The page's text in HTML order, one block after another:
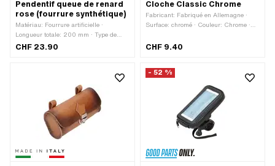
Pendentif queue de renard
rose (fourrure synthétique)
Matériau: Fourrure artificielle ·
Longueur totale: 200 mm · Type de
fermeture: Mousquetons
CHF 23.90
Cloche Classic Chrome
Fabricant: Fabriqué en Allemagne ·
Surface: chromé · Couleur: Chrome ·
mm
CHF 9.40
- 52 %